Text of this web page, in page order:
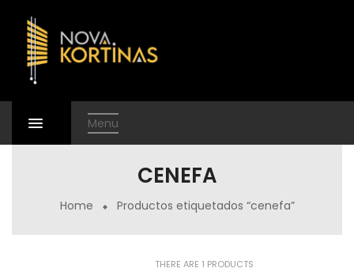
Menu
CENEFA
Home Productos etiquetados “cenefa”
THERE ARE 1 PRODUCTS